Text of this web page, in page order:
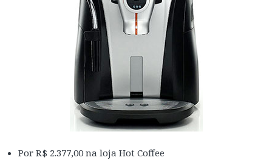
Por R$ 2.377,00 na loja Hot Coffee